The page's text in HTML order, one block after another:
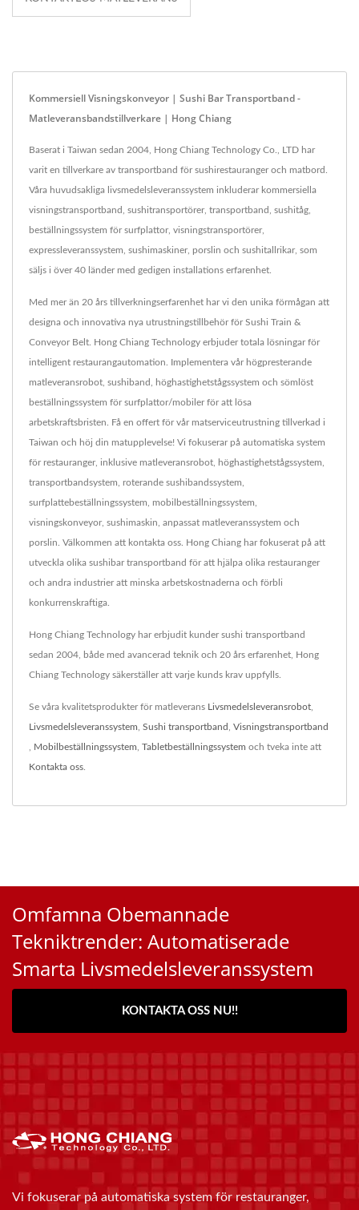
Kommersiell Visningskonveyor | Sushi Bar Transportband -
Matleveransbandstillverkare | Hong Chiang
Baserat i Taiwan sedan 2004, Hong Chiang Technology Co., LTD har
varit en tillverkare av transportband för sushirestauranger och matbord.
Våra huvudsakliga livsmedelsleveranssystem inkluderar kommersiella
visningstransportband, sushitransportörer, transportband, sushitåg,
beställningssystem för surfplattor, visningstransportörer,
expressleveranssystem, sushimaskiner, porslin och sushitallrikar, som
säljs i över 40 länder med gedigen installations erfarenhet.
Med mer än 20 års tillverkningserfarenhet har vi den unika förmågan att
designa och innovativa nya utrustningstillbehör för Sushi Train &
Conveyor Belt. Hong Chiang Technology erbjuder totala lösningar för
intelligent restaurangautomation. Implementera vår högpresterande
matleveransrobot, sushiband, höghastighetstågssystem och sömlöst
beställningssystem för surfplattor/mobiler för att lösa
arbetskraftsbristen. Få en offert för vår matserviceutrustning tillverkad i
Taiwan och höj din matupplevelse! Vi fokuserar på automatiska system
för restauranger, inklusive matleveransrobot, höghastighetstågssystem,
transportbandsystem, roterande sushibandssystem,
surfplattebeställningssystem, mobilbeställningssystem,
visningskonveyor, sushimaskin, anpassat matleveranssystem och
porslin. Välkommen att kontakta oss. Hong Chiang har fokuserat på att
utveckla olika sushibar transportband för att hjälpa olika restauranger
och andra industrier att minska arbetskostnaderna och förbli
konkurrenskraftiga.
Hong Chiang Technology har erbjudit kunder sushi transportband
sedan 2004, både med avancerad teknik och 20 års erfarenhet, Hong
Chiang Technology säkerställer att varje kunds krav uppfylls.
Se våra kvalitetsprodukter för matleverans Livsmedelsleveransrobot
Livsmedelsleveranssystem Sushi transportband Visningstransportband
Mobilbeställningssystem Tabletbeställningssystem och tveka inte att
Kontakta oss
Omfamna Obemannade
Tekniktrender: Automatiserade
Smarta Livsmedelsleveranssystem
KONTAKTA OSS NU!!
Vi fokuserar på automatiska system för restauranger,